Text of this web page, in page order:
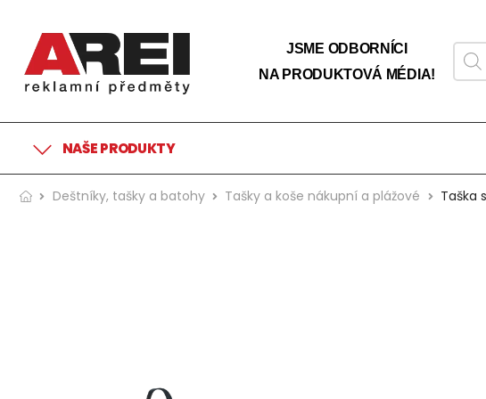
JSME ODBORNÍCI
NA PRODUKTOVÁ MÉDIA!
NAŠE PRODUKTY
Deštníky, tašky a batohy Tašky a koše nákupní a plážové Taška